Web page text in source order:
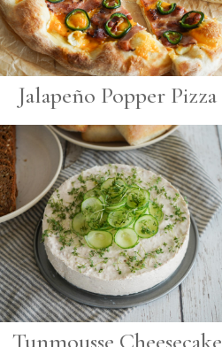
Jalapeño Popper Pizza
Tunmousse Cheesecake